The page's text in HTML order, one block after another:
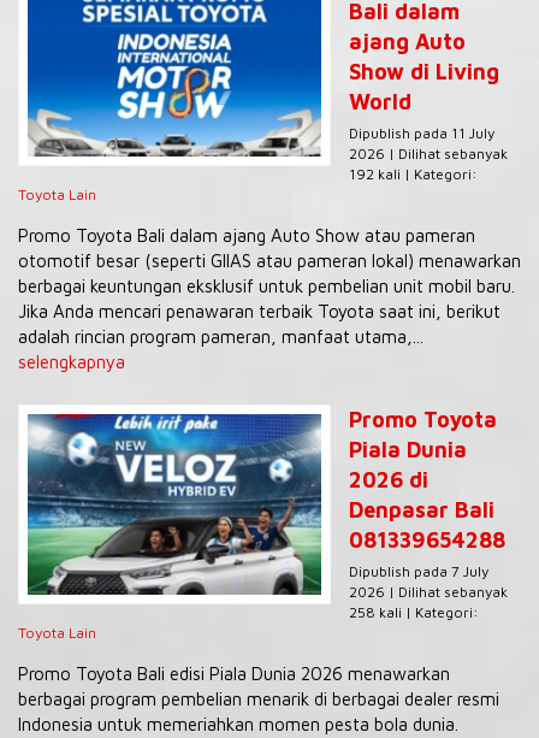
Bali dalam
ajang Auto
Show di Living
World
Dipublish pada 11 July
2026 | Dilihat sebanyak
192 kali | Kategori:
Toyota Lain
Promo Toyota Bali dalam ajang Auto Show atau pameran
otomotif besar (seperti GIIAS atau pameran lokal) menawarkan
berbagai keuntungan eksklusif untuk pembelian unit mobil baru.
Jika Anda mencari penawaran terbaik Toyota saat ini, berikut
adalah rincian program pameran, manfaat utama,...
selengkapnya
Promo Toyota
Piala Dunia
2026 di
Denpasar Bali
081339654288
Dipublish pada 7 July
2026 | Dilihat sebanyak
258 kali | Kategori:
Toyota Lain
Promo Toyota Bali edisi Piala Dunia 2026 menawarkan
berbagai program pembelian menarik di berbagai dealer resmi
Indonesia untuk memeriahkan momen pesta bola dunia.